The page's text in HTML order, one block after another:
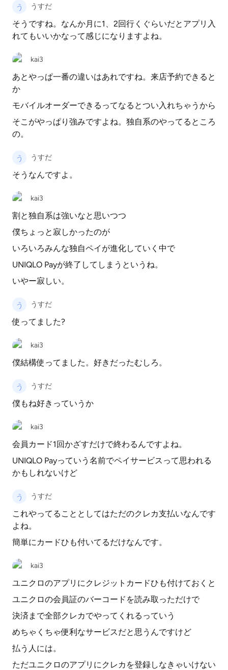
うすだ
そうですね。なんか月に1、2回行くぐらいだとアプリ入
れてもいいかなって感じになりますよね。
kai3
あとやっぱ一番の違いはあれですね。来店予約できると
か
モバイルオーダーできるってなるとつい入れちゃうから
そこがやっぱり強みですよね。独自系のやってるところ
の。
うすだ
そうなんですよ。
kai3
割と独自系は強いなと思いつつ
僕ちょっと寂しかったのが
いろいろみんな独自ペイが進化していく中で
UNIQLO Payが終了してしまうというね。
いやー寂しい。
うすだ
使ってました?
kai3
僕結構使ってました。好きだったむしろ。
うすだ
僕もね好きっていうか
kai3
会員カード1回かざすだけで終わるんですよね。
UNIQLO Payっていう名前でペイサービスって思われる
かもしれないけど
うすだ
これやってることとしてはただのクレカ支払いなんです
よね。
簡単にカードひも付いてるだけなんです。
kai3
ユニクロのアプリにクレジットカードひも付けておくと
ユニクロの会員証のバーコードを読み取っただけで
決済まで全部クレカでやってくれるっていう
めちゃくちゃ便利なサービスだと思うんですけど
払う人には。
ただユニクロのアプリにクレカを登録しなきゃいけない